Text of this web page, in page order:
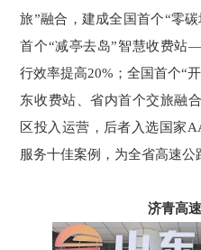
旅”融合，建成全国首个“零
首个“减亭去岛”智慧收费站
行效率提高20%；全国首个“
东收费站、省内首个交旅融
区投入运营，后者入选国家
服务十佳案例，为全省高速公
济青高